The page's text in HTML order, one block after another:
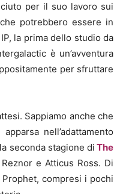
per il suo lavoro sui
potrebbero essere in
la prima dello studio da
è un’avventura
per sfruttare
Sappiamo anche che
nell’adattamento
seconda stagione di The
e Atticus Ross. Di
compresi i pochi